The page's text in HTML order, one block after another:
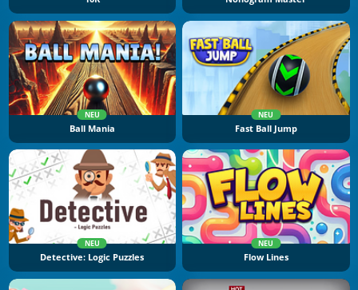
NEU
Ball Mania
NEU
Fast Ball Jump
NEU
Detective: Logic Puzzles
NEU
Flow Lines